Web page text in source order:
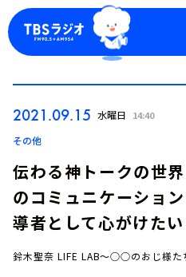
2021.09.15 水曜日 14:40
その他
伝わる神トークの世
のコミュニケーショ
導者として心がけたい
鈴木聖奈 LIFE LAB～○○のおじ様た